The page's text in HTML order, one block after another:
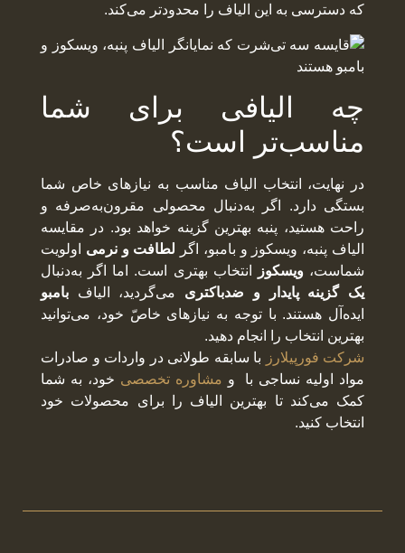
که دسترسی به این الیاف را محدودتر می‌کند.
چه الیافی برای شما
مناسب‌تر است؟
در نهایت، انتخاب الیاف مناسب به نیازهای خاص شما
بستگی دارد. اگر به‌دنبال محصولی مقرون‌به‌صرفه و
راحت هستید، پنبه بهترین گزینه خواهد بود. در مقایسه
الیاف پنبه، ویسکوز و بامبو، اگر لطافت و نرمی اولویت
شماست،ویسکوز
انتخاب بهتری است. اما اگر به‌دنبال
یک گزینه پایدار و ضدباکتری می‌گردید، الیاف بامبو
ایده‌آل هستند. با توجه به نیازهای خاصّ خود، می‌توانید
بهترین انتخاب را انجام دهید.
شرکت فورپیلارز
با سابقه طولانی در واردات و صادرات
مواد اولیه نساجی با و مشاوره تخصصی خود، به شما
کمک می‌کند تا بهترین الیاف را برای محصولات خود
انتخاب کنید.